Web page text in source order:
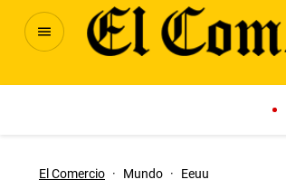
El Comercio · Mundo · Eeuu